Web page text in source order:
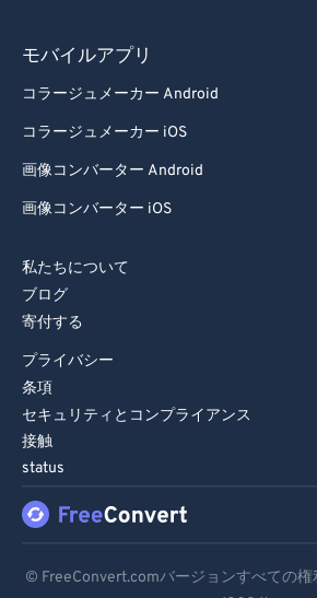
モバイルアプリ
コラージュメーカー Android
コラージュメーカー iOS
画像コンバーター Android
画像コンバーター iOS
私たちについて
ブログ
寄付する
プライバシー
条項
セキュリティとコンプライアンス
接触
status
© FreeConvert.comバージョンすべての